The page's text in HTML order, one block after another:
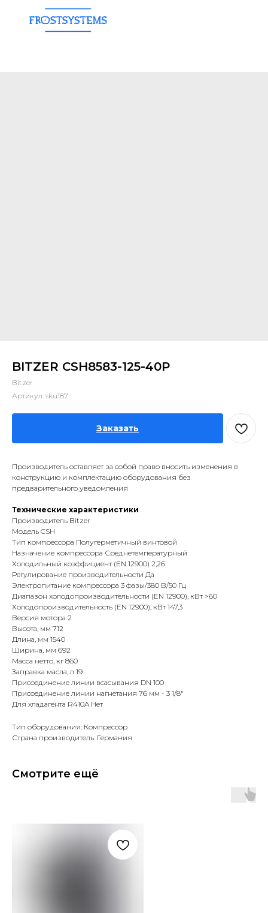
BITZER CSH8583-125-40P
Bitzer
Артикул: sku187
Заказать
Производитель оставляет за собой право вносить изменения в
конструкцию и комплектацию оборудования без
предварительного уведомления
Технические характеристики
Производитель Bitzer
Модель CSH
Тип компрессора Полугерметичный винтовой
Назначение компрессора Среднетемпературный
Холодильный коэффициент (EN 12900) 2,26
Регулирование производительности Да
Электропитание компрессора 3 фазы/380 В/50 Гц
Диапазон холодопроизводительности (EN 12900), кВт >60
Холодопроизводительность (EN 12900), кВт 147,3
Версия мотора 2
Высота, мм 712
Длина, мм 1540
Ширина, мм 692
Масса нетто, кг 860
Заправка масла, л 19
Присоединение линии всасывания DN 100
Присоединение линии нагнетания 76 мм - 3 1/8"
Для хладагента R410A Нет
Тип оборудования: Компрессор
Страна производитель: Германия
Смотрите ещё